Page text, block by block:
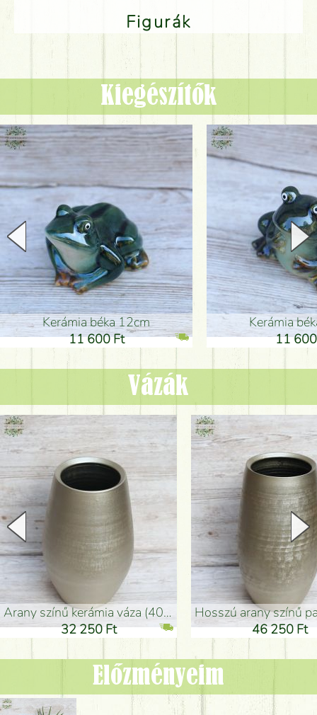
Figurák
Kiegészítők
Kerámia béka 12cm
11 600 Ft
Kerámia
11
Vázák
arany színű kerámia váza (40x26cm)
32 250 Ft
hosszú arany színű
46 250 Ft
Előzményeim